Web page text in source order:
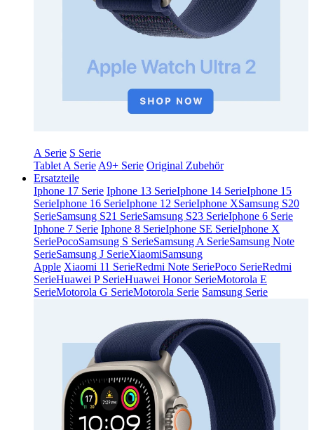
A Serie S Serie
Tablet A Serie A9+ Serie Original Zubehör
Ersatzteile
Iphone 17 Serie Iphone 13 SerieIphone 14 SerieIphone 15
SerieIphone 16 SerieIphone 12 SerieIphone XSamsung S20
SerieSamsung S21 SerieSamsung S23 SerieIphone 6 Serie
Iphone 7 Serie Iphone 8 SerieIphone SE SerieIphone X
SeriePocoSamsung S SerieSamsung A SerieSamsung Note
SerieSamsung J SerieXiaomiSamsung
Apple Xiaomi 11 SerieRedmi Note SeriePoco SerieRedmi
SerieHuawei P SerieHuawei Honor SerieMotorola E
SerieMotorola G SerieMotorola Serie Samsung Serie